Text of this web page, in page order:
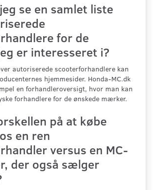
se en samlet liste
for de
er interesseret i?
autoriserede scooterforhandlere kan
hjemmesider. Honda-MC.dk
en forhandleroversigt, hvor man kan
forhandlere for de ønskede mærker.
på at købe
en ren
versus en MC-
der også sælger